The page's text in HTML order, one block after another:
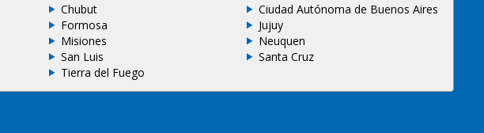
Chubut
Ciudad Autónoma de Buenos Aires
Formosa
Jujuy
Misiones
Neuquen
San Luis
Santa Cruz
Tierra del Fuego